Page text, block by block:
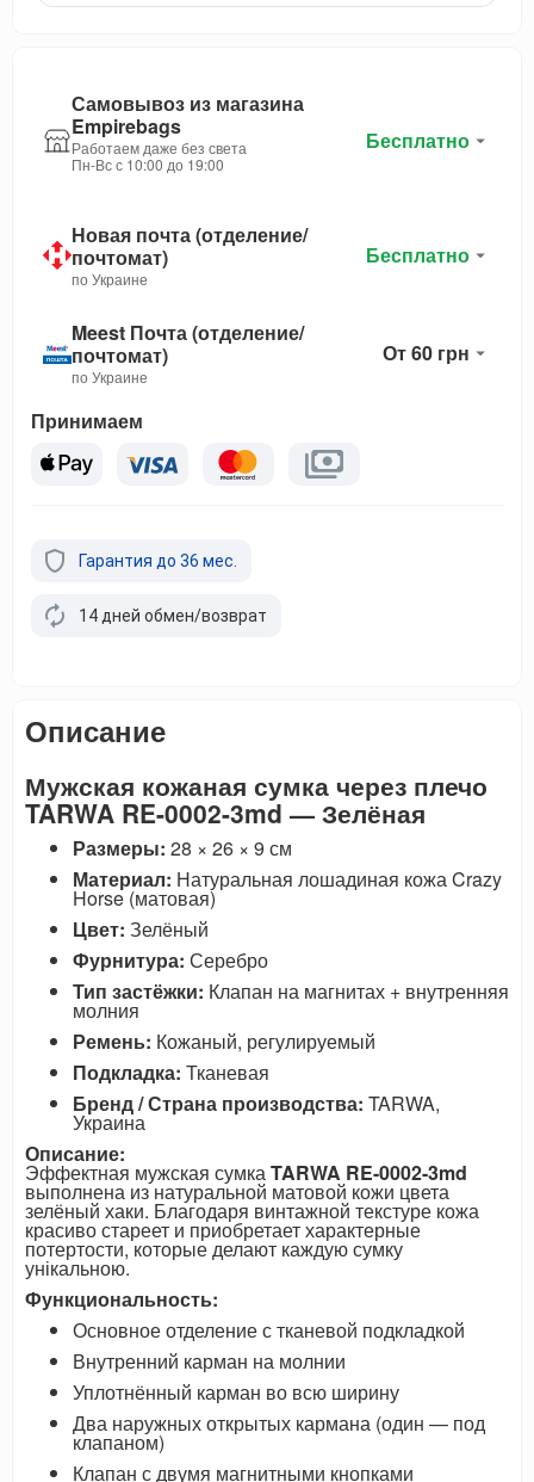
Самовывоз из магазина
Empirebags
Работаем даже без света
Пн-Вс с 10:00 до 19:00
Бесплатно
Новая почта (отделение/
почтомат)
по Украине
Бесплатно
Meest Почта (отделение/
почтомат)
по Украине
От 60 грн
Принимаем
Гарантия до 36 мес.
14 дней обмен/возврат
Описание
Мужская кожаная сумка через плечо
TARWA RE-0002-3md — Зелёная
Размеры: 28 × 26 × 9 см
Материал: Натуральная лошадиная кожа Crazy
Horse (матовая)
Цвет: Зелёный
Фурнитура: Серебро
Тип застёжки: Клапан на магнитах + внутренняя
молния
Ремень: Кожаный, регулируемый
Подкладка: Тканевая
Бренд / Страна производства: TARWA,
Украина
Описание:
Эффектная мужская сумкаTARWA RE-0002-3md
выполнена из натуральной матовой кожи цвета
зелёный хаки. Благодаря винтажной текстуре кожа
красиво стареет и приобретает характерные
потертости, которые делают каждую сумку
унікальною.
Функциональность:
Основное отделение с тканевой подкладкой
Внутренний карман на молнии
Уплотнённый карман во всю ширину
Два наружных открытых кармана (один — под
клапаном)
Клапан с двумя магнитными кнопками